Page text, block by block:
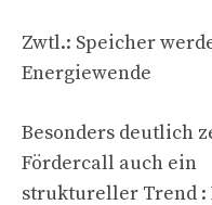
Zwtl.: Speicher
Energiewende
Besonders deutlich
Fördercall auch ein
struktureller Trend :